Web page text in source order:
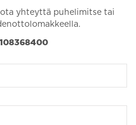
yhteyttä puhelimitse tai